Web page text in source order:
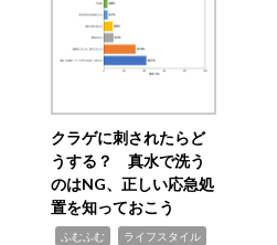
クラゲに刺されたらど
うする？ 真水で洗う
のはNG、正しい応急処
置を知っておこう
ふむふむ ライフスタイル